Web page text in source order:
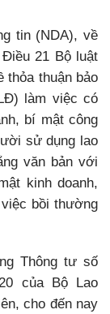
tin (NDA), về
21 Bộ luật
thỏa thuận bảo
làm việc có
bí mật công
sử dụng lao
văn bản với
kinh doanh,
bồi thường
Thông tư số
của Bộ Lao
cho đến nay